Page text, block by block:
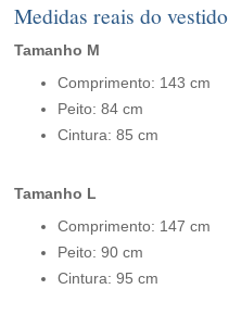
Medidas reais do vestido
Tamanho M
Comprimento: 143 cm
Peito: 84 cm
Cintura: 85 cm
Tamanho L
Comprimento: 147 cm
Peito: 90 cm
Cintura: 95 cm